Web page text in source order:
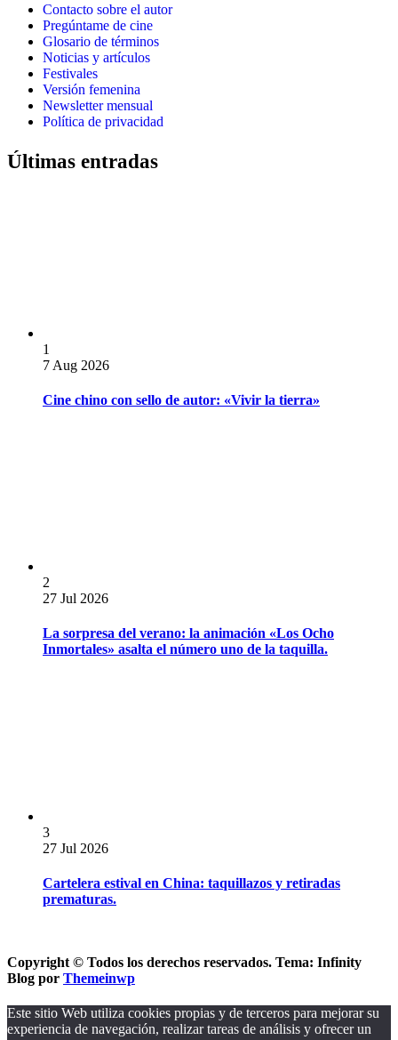
Contacto sobre el autor
Pregúntame de cine
Glosario de términos
Noticias y artículos
Festivales
Versión femenina
Newsletter mensual
Política de privacidad
Últimas entradas
1
7 Aug 2026
Cine chino con sello de autor: «Vivir la tierra»
2
27 Jul 2026
La sorpresa del verano: la animación «Los Ocho
Inmortales» asalta el número uno de la taquilla.
3
27 Jul 2026
Cartelera estival en China: taquillazos y retiradas
prematuras.
Copyright © Todos los derechos reservados. Tema: Infinity
Blog por Themeinwp
Este sitio Web utiliza cookies propias y de terceros para mejorar su
experiencia de navegación, realizar tareas de análisis y ofrecer un